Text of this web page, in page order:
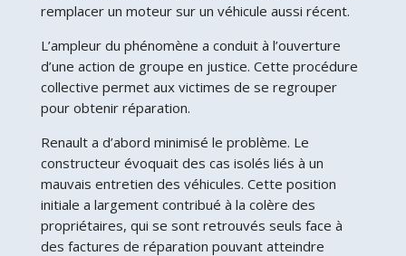
remplacer un moteur sur un véhicule aussi récent.
L’ampleur du phénomène a conduit à l’ouverture
d’une action de groupe en justice. Cette procédure
collective permet aux victimes de se regrouper
pour obtenir réparation.
Renault a d’abord minimisé le problème. Le
constructeur évoquait des cas isolés liés à un
mauvais entretien des véhicules. Cette position
initiale a largement contribué à la colère des
propriétaires, qui se sont retrouvés seuls face à
des factures de réparation pouvant atteindre